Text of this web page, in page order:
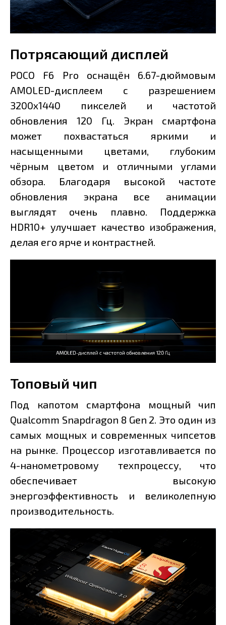
Потрясающий дисплей
POCO F6 Pro оснащён 6.67-дюймовым
AMOLED-дисплеем с разрешением
3200х1440 пикселей и частотой
обновления 120 Гц. Экран смартфона
может похвастаться яркими и
насыщенными цветами, глубоким
чёрным цветом и отличными углами
обзора. Благодаря высокой частоте
обновления экрана все анимации
выглядят очень плавно. Поддержка
HDR10+ улучшает качество изображения,
делая его ярче и контрастней.
Топовый чип
Под капотом смартфона мощный чип
Qualcomm Snapdragon 8 Gen 2. Это один из
самых мощных и современных чипсетов
на рынке. Процессор изготавливается по
4-нанометровому техпроцессу, что
обеспечивает высокую
энергоэффективность и великолепную
производительность.